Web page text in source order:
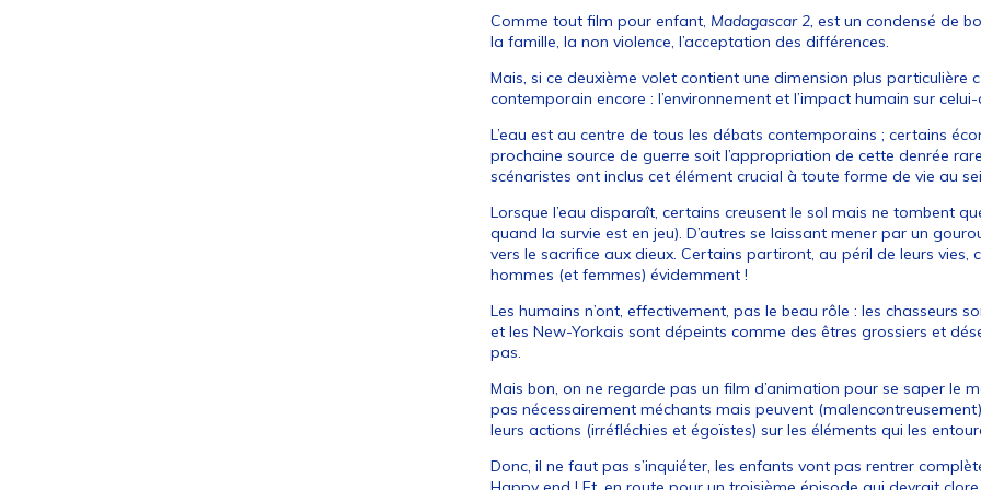
Comme tout film pour enfant, Madagascar 2, est un condensé de
la famille, la non violence, l’acceptation des différences.
Mais, si ce deuxième volet contient une dimension plus particulière
contemporain encore : l’environnement et l’impact humain sur celui-
L’eau est au centre de tous les débats contemporains ; certains
prochaine source de guerre soit l’appropriation de cette denrée
scénaristes ont inclus cet élément crucial à toute forme de vie au
Lorsque l’eau disparaît, certains creusent le sol mais ne tombent
quand la survie est en jeu). D’autres se laissant mener par un
vers le sacrifice aux dieux. Certains partiront, au péril de leurs vies,
hommes (et femmes) évidemment !
Les humains n’ont, effectivement, pas le beau rôle : les chasseurs
et les New-Yorkais sont dépeints comme des êtres grossiers et
pas.
Mais bon, on ne regarde pas un film d’animation pour se saper le
pas nécessairement méchants mais peuvent
leurs actions (irréfléchies et égoïstes) sur les éléments qui les
Donc, il ne faut pas s’inquiéter, les enfants vont pas rentrer